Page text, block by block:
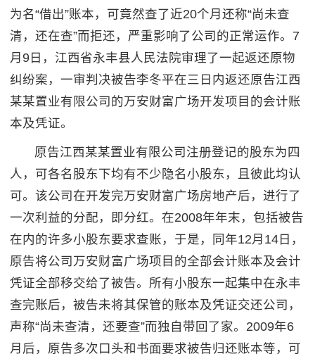
为名“借出”账本，可竟然查了近20个月还称“尚未查
清，还在查”而拒还，严重影响了公司的正常运作。7
月9日，江西省永丰县人民法院审理了一起返还原物
纠纷案，一审判决被告李冬平在三日内返还原告江西
某某置业有限公司的万安财富广场开发项目的会计账
本及凭证。
原告江西某某置业有限公司注册登记的股东为四
人，可各名股东下均有不少隐名小股东，且彼此均认
可。该公司在开发完万安财富广场房地产后，进行了
一次利益的分配，即分红。在2008年年末，包括被告
在内的许多小股东要求查账，于是，同年12月14日，
原告将公司万安财富广场项目的全部会计账本及会计
凭证全部移交给了被告。所有小股东一起集中在永丰
查完账后，被告未将其保管的账本及凭证交还公司，
声称“尚未查清，还要查”而独自带回了家。2009年6
月后，原告多次口头和书面要求被告归还账本等，可